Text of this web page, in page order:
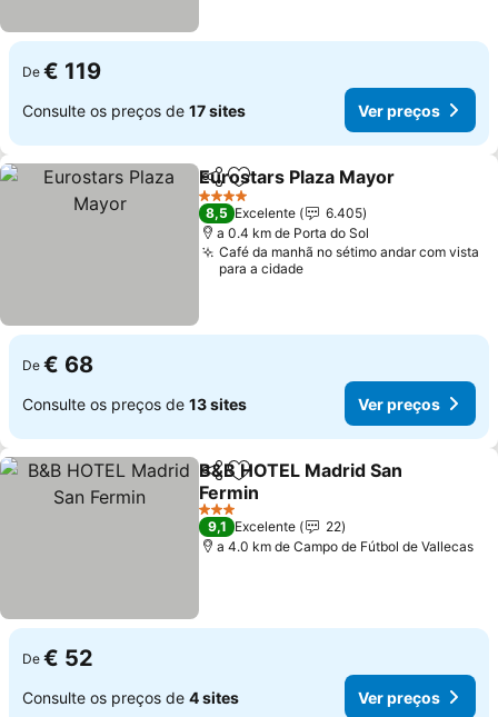
De € 119
Consulte os preços de 17 sites Ver preços
PartilharAdicionar aos favoritos
Eurostars Plaza Mayor
4 Estrelas
8,5 Excelente
6.405
a 0.4 km de Porta do Sol
Café da manhã no sétimo andar com vista
para a cidade
De € 68
Consulte os preços de 13 sites Ver preços
PartilharAdicionar aos favoritos
B&B HOTEL Madrid San
Fermin
Ver preços
3 Estrelas
9,1 Excelente
22
a 4.0 km de Campo de Fútbol de Vallecas
De € 52
Consulte os preços de 4 sites Ver preços